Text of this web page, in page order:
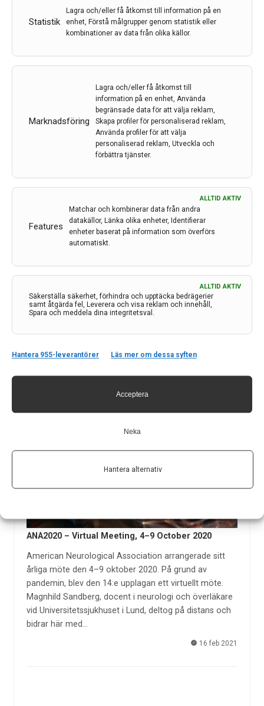
Statistik
Lagra och/eller få åtkomst till information på en
enhet, Förstå målgrupper genom statistik eller
kombinationer av data från olika källor.
Marknadsföring
Lagra och/eller få åtkomst till
information på en enhet, Använda
begränsade data för att välja reklam,
Skapa profiler för personaliserad reklam,
Använda profiler för att välja
personaliserad reklam, Utveckla och
förbättra tjänster.
Features
ALLTID AKTIV
Matchar och kombinerar data från andra
datakällor, Länka olika enheter, Identifierar
enheter baserat på information som överförs
automatiskt.
Säkerställa säkerhet, förhindra och upptäcka bedrägerier
samt åtgärda fel, Leverera och visa reklam och innehåll,
Spara och meddela dina integritetsval.
ALLTID AKTIV
Hantera 955-leverantörer Läs mer om dessa syften
Acceptera
Neka
Hantera alternativ
Neurologidagarna 2021, Sveriges viktigaste årliga möte
anordnat av Svenska Neurolog föreningen (SNF) har
genom tiderna genomgått ett antal namnbyten. Först
var det Vårmötet, de senaste åren Neurologiveckan
och i år ”Neurologidagar” i ljuset av pandemin. Shala
Ghaderi Berntsson, docent vid…
AAN 2021 – Virtual meeting 17 – 22 april
American Academy of Neurology avhöll sin årliga
datorskärm fanns Magnhild Sandberg, docent i
ANA2020 – Virtual Meeting, 4–9 October 2020
American Neurological Association arrangerade sitt
årliga möte den 4–9 oktober 2020. På grund av
pandemin, blev den 14:e upplagan ett virtuellt möte.
Magnhild Sandberg, docent i neurologi och överläkare
vid Universitetssjukhuset i Lund, deltog på distans och
bidrar här med…
16 feb 2021